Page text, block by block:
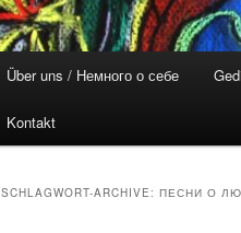
Über uns / Немного о себе
Kontakt
SCHLAGWORT-ARCHIVE: ПЕСНИ О